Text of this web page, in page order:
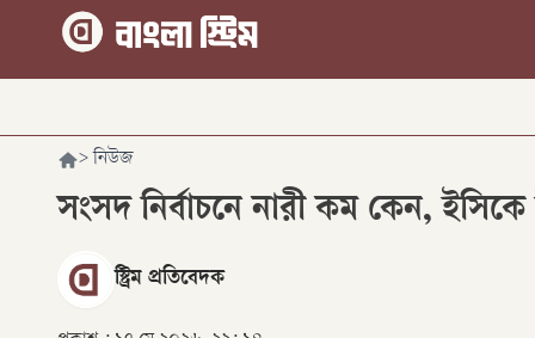
> নিউজ
সংসদ নির্বাচনে নারী কম কেন,
স্ট্রিম প্রতিবেদক